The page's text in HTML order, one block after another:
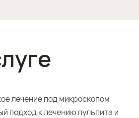
лечение под микроскопом –
подход к лечению пульпита и